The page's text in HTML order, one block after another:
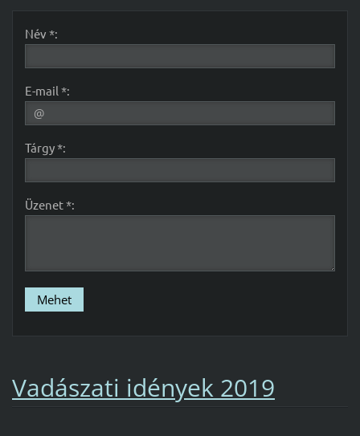
Név *:
E-mail *:
Tárgy *:
Üzenet *:
Vadászati idények 2019